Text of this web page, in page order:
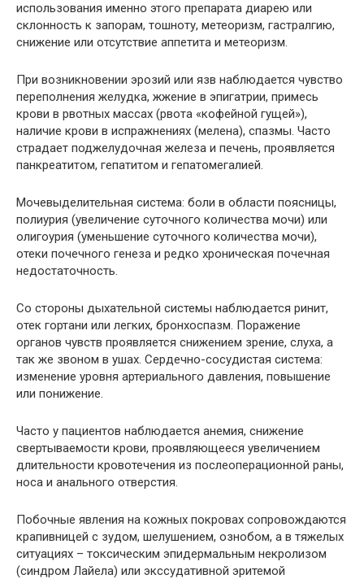
использования именно этого препарата диарею или
склонность к запорам, тошноту, метеоризм, гастралгию,
снижение или отсутствие аппетита и метеоризм.
При возникновении эрозий или язв наблюдается чувство
переполнения желудка, жжение в эпигатрии, примесь
крови в рвотных массах (рвота «кофейной гущей»),
наличие крови в испражнениях (мелена), спазмы. Часто
страдает поджелудочная железа и печень, проявляется
панкреатитом, гепатитом и гепатомегалией.
Мочевыделительная система: боли в области поясницы,
полиурия (увеличение суточного количества мочи) или
олигоурия (уменьшение суточного количества мочи),
отеки почечного генеза и редко хроническая почечная
недостаточность.
Со стороны дыхательной системы наблюдается ринит,
отек гортани или легких, бронхоспазм. Поражение
органов чувств проявляется снижением зрение, слуха, а
так же звоном в ушах. Сердечно-сосудистая система:
изменение уровня артериального давления, повышение
или понижение.
Часто у пациентов наблюдается анемия, снижение
свертываемости крови, проявляющееся увеличением
длительности кровотечения из послеоперационной раны,
носа и анального отверстия.
Побочные явления на кожных покровах сопровождаются
крапивницей с зудом, шелушением, ознобом, а в тяжелых
ситуациях – токсическим эпидермальным некролизом
(синдром Лайела) или экссудативной эритемой